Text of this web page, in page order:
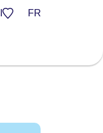
FR